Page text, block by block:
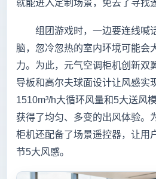
就能进入定制场景，免去了寻找
组团游戏时，一边要连线喊
脑，忽冷忽热的室内环境可能会
力。为此，元气空调柜机创新双
导板和高尔夫球面设计让风感实
1510m³/h大循环风量和5大送风
获得了均匀、多变的出风体验。
柜机还配备了场景遥控器，让用
节5大风感。